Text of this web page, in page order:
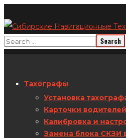
Тахографы
Установка
Карточки
Калибровка и
Замена блока СКЗИ